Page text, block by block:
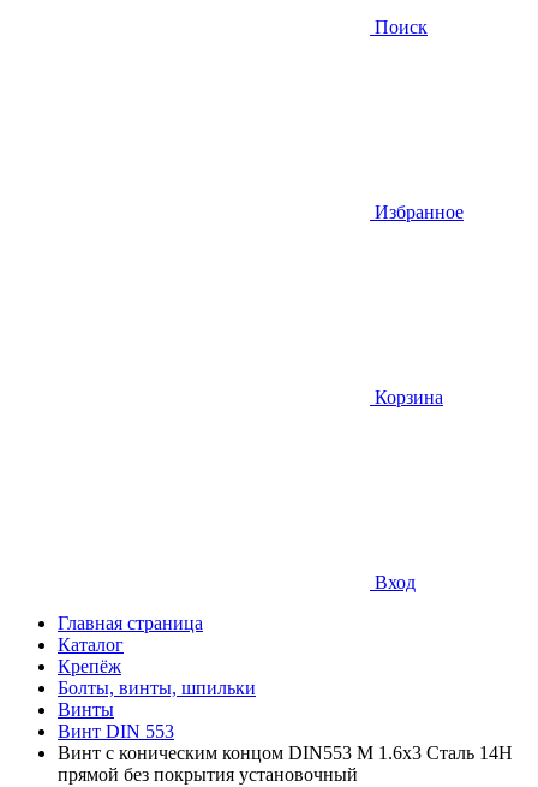
Поиск
Избранное
Корзина
Вход
Главная страница
Каталог
Крепёж
Болты, винты, шпильки
Винты
Винт DIN 553
Винт с коническим концом DIN553 М 1.6х3 Сталь 14Н
прямой без покрытия установочный